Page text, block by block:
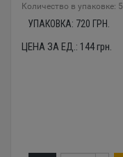
Количество в упаковке: 5
УПАКОВКА: 720 ГРН.
ЦЕНА ЗА ЕД.: 144грн.